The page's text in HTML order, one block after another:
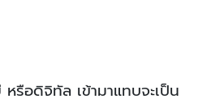
หรือดิจิทัล เข้ามาแทบจะเป็น